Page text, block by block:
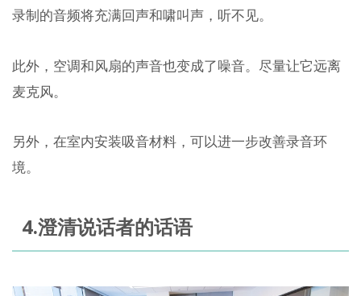
录制的音频将充满回声和啸叫声，听不见。
此外，空调和风扇的声音也变成了噪音。尽量让它远离
麦克风。
另外，在室内安装吸音材料，可以进一步改善录音环
境。
4.澄清说话者的话语